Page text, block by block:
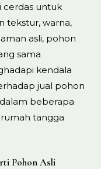
cerdas untuk
tekstur, warna,
asli, pohon
sama
kendala
jual pohon
beberapa
tangga
Pohon Asli